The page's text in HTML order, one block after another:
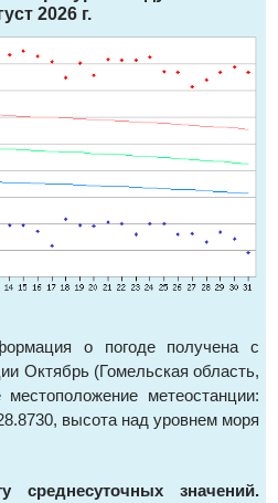
2026 г.
о погоде получена с
Октябрь (Гомельская область,
метеостанции:
высота над уровнем моря
среднесуточных значений.